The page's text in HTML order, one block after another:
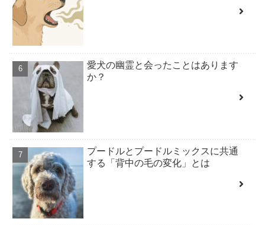
愛犬の幽霊と会ったことはあります
か？
プードルとプードルミックスに共通
する「背中の毛の変化」とは